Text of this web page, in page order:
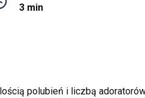
3 min
polubień i liczbą